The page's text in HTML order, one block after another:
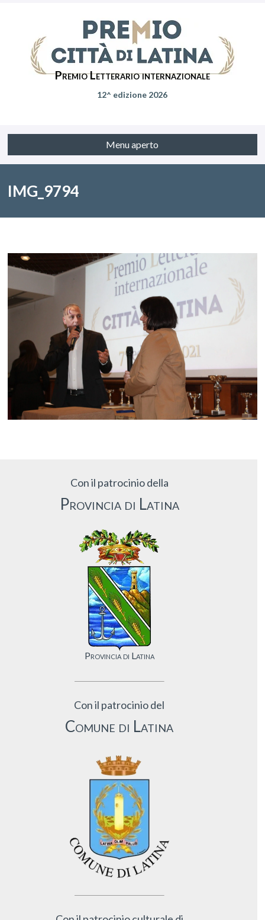
Premio Letterario internazionale
12^ edizione 2026
Menu aperto
IMG_9794
Con il patrocinio della
Provincia di Latina
Provincia di Latina
Con il patrocinio del
Comune di Latina